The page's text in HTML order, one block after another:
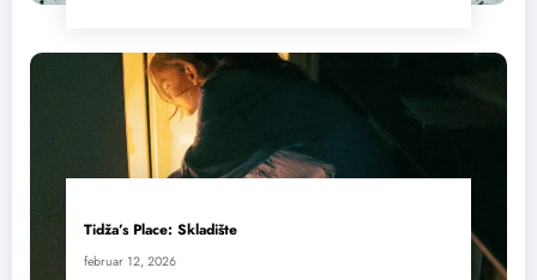
Tidža’s Place: Skladište
februar 12, 2026